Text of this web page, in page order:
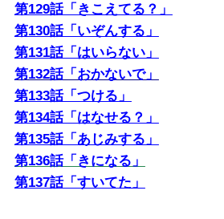
第129話「きこえてる？」
第130話「いぞんする」
第131話「はいらない」
第132話「おかないで」
第133話「つける」
第134話「はなせる？」
第135話「あじみする」
第136話「きになる」
第137話「すいてた」